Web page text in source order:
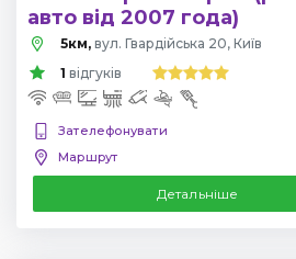
авто від 2007 года)
5км, вул. Гвардійська 20, Київ
1 відгуків
Зателефонувати
Маршрут
Детальніше